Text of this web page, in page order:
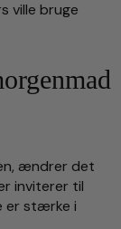
ville bruge
ændrer det
inviterer til
er stærke i